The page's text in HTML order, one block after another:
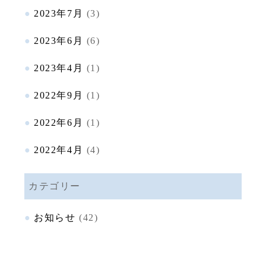
2023年7月 (3)
2023年6月 (6)
2023年4月 (1)
2022年9月 (1)
2022年6月 (1)
2022年4月 (4)
カテゴリー
お知らせ (42)